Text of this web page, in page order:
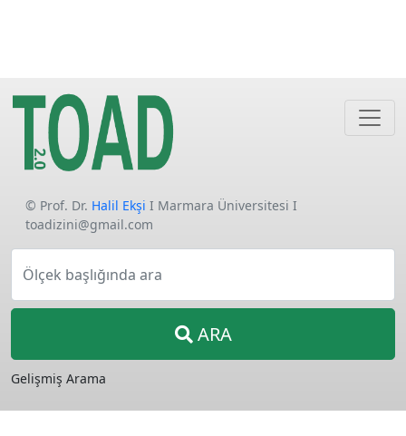
© Prof. Dr. Halil Ekşi I Marmara Üniversitesi I
toadizini@gmail.com
Ölçek başlığında ara
ARA
Gelişmiş Arama